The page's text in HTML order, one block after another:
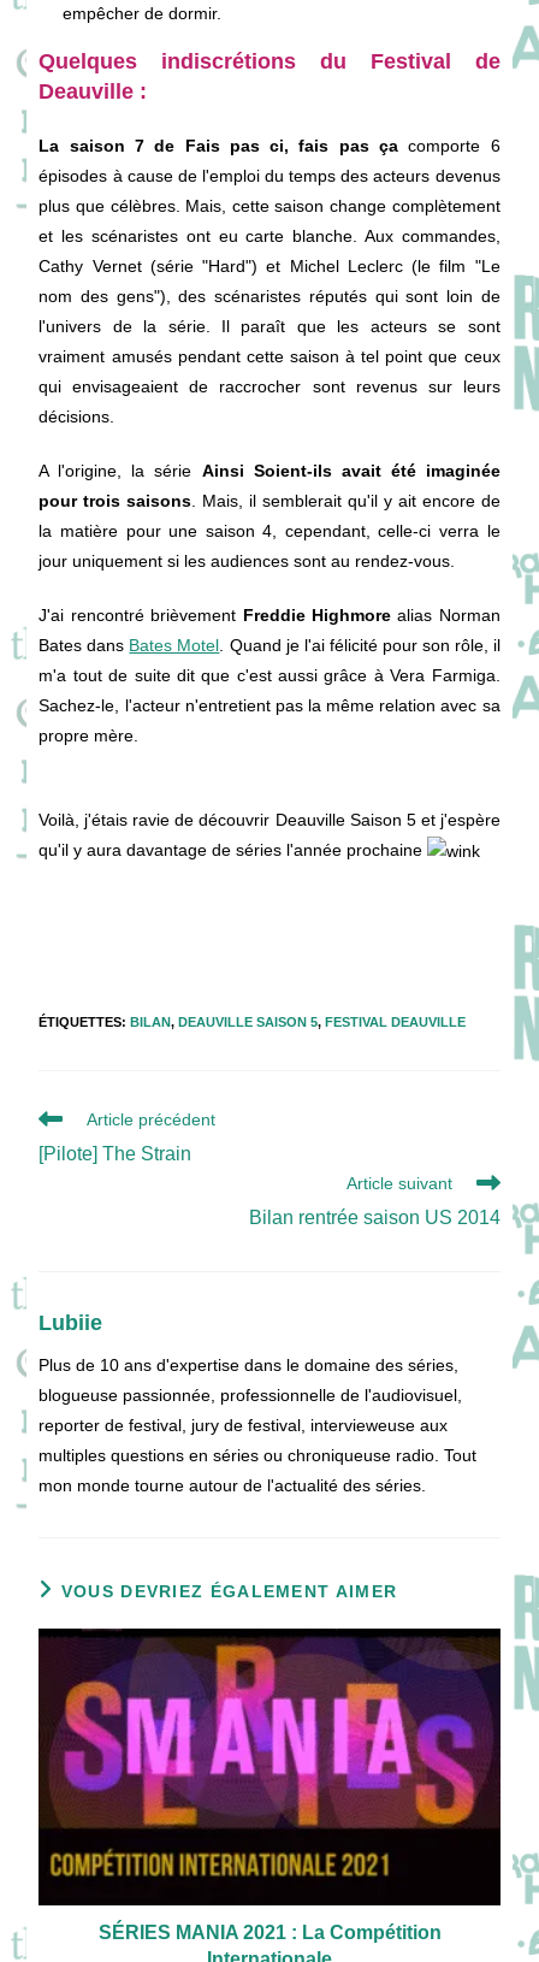
empêcher de dormir.
Quelques indiscrétions du Festival de
Deauville :
La saison 7 de Fais pas ci, fais pas ça comporte 6
épisodes à cause de l'emploi du temps des acteurs devenus
plus que célèbres. Mais, cette saison change complètement
et les scénaristes ont eu carte blanche. Aux commandes,
Cathy Vernet (série "Hard") et Michel Leclerc (le film "Le
nom des gens"), des scénaristes réputés qui sont loin de
l'univers de la série. Il paraît que les acteurs se sont
vraiment amusés pendant cette saison à tel point que ceux
qui envisageaient de raccrocher sont revenus sur leurs
décisions.
A l'origine, la série Ainsi Soient-ils avait été imaginée
pour trois saisons. Mais, il semblerait qu'il y ait encore de
la matière pour une saison 4, cependant, celle-ci verra le
jour uniquement si les audiences sont au rendez-vous.
J'ai rencontré brièvement Freddie Highmorealias Norman
Bates dans Bates Motel. Quand je l'ai félicité pour son rôle, il
m'a tout de suite dit que c'est aussi grâce à Vera Farmiga.
Sachez-le, l'acteur n'entretient pas la même relation avec sa
propre mère.
Voilà, j'étais ravie de découvrir Deauville Saison 5 et j'espère
qu'il y aura davantage de séries l'année prochaine
ÉTIQUETTES:BILAN, DEAUVILLE SAISON 5, FESTIVAL DEAUVILLE
Read
articles
Article précédent
[Pilote] The Strain
Article suivant
Bilan rentrée saison US 2014
Lubiie
Plus de 10 ans d'expertise dans le domaine des séries,
blogueuse passionnée, professionnelle de l'audiovisuel,
reporter de festival, jury de festival, intervieweuse aux
multiples questions en séries ou chroniqueuse radio. Tout
mon monde tourne autour de l'actualité des séries.
VOUS DEVRIEZ ÉGALEMENT AIMER
SÉRIES MANIA 2021 : La Compétition